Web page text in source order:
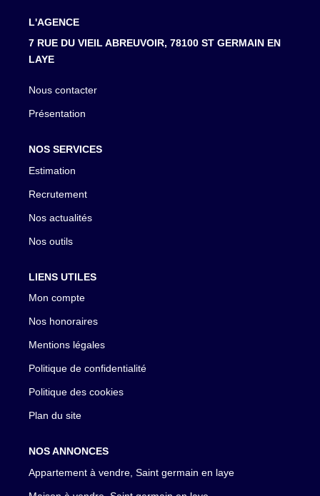
L'AGENCE
7 RUE DU VIEIL ABREUVOIR, 78100 ST GERMAIN EN
LAYE
Nous contacter
Présentation
NOS SERVICES
Estimation
Recrutement
Nos actualités
Nos outils
LIENS UTILES
Mon compte
Nos honoraires
Mentions légales
Politique de confidentialité
Politique des cookies
Plan du site
NOS ANNONCES
Appartement à vendre, Saint germain en laye